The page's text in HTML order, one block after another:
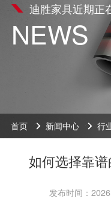
迪胜家具近期正
NEWS
首页 新闻中心 行
如何选择靠
发布时间：